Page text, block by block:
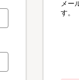
メー
す。